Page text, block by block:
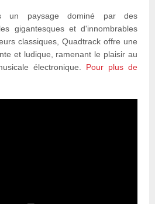
un paysage dominé par des
gigantesques et d'innombrables
classiques, Quadtrack offre une
et ludique, ramenant le plaisir au
électronique. Pour plus de